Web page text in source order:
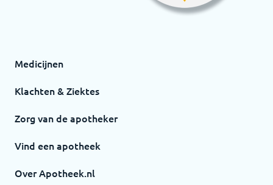
Medicijnen
Klachten & Ziektes
Zorg van de apotheker
Vind een apotheek
Over Apotheek.nl